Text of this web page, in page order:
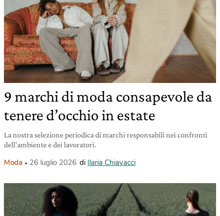
9 marchi di moda consapevole da
tenere d’occhio in estate
La nostra selezione periodica di marchi responsabili nei confronti
dell’ambiente e dei lavoratori.
Moda 26 luglio 2026 di Ilaria Chiavacci